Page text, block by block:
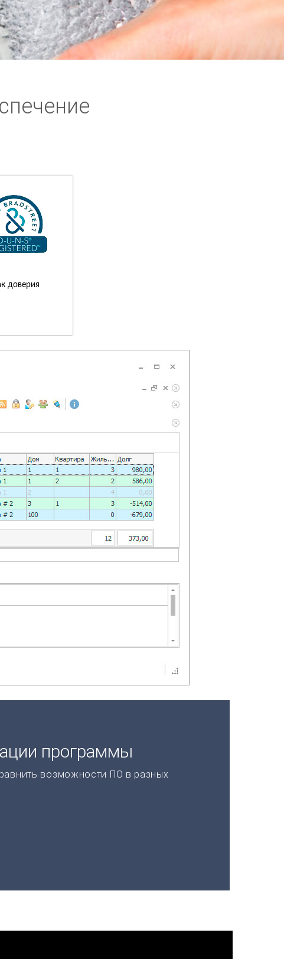
доверия
программы
возможности ПО в разных